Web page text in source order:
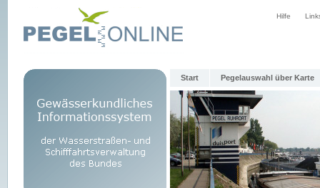
Hilfe
Start Pegelauswahl über Karte